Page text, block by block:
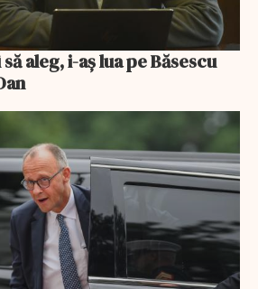
aleg, i-aș lua pe Băsescu